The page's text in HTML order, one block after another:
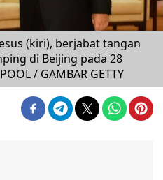
(kiri), berjabat tangan
di Beijing pada 28
/ GAMBAR GETTY